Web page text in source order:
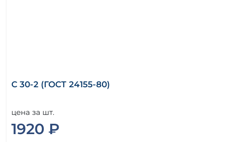
С 30-2 (ГОСТ 24155-80)
цена за шт.
1920 ₽